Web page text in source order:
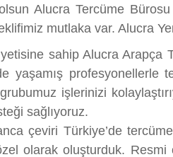
Alucra Tercüme
mutlaka var. Alucra
sahip Alucra Arapça
yaşamış profesyonellerle
işlerinizi
sağlıyoruz.
çeviri Türkiye’de
olarak oluşturduk.